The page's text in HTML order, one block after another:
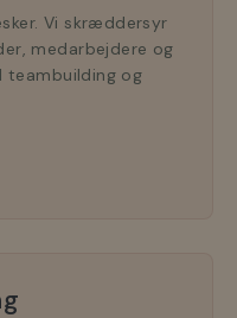
Vi skræddersyr
medarbejdere og
teambuilding og